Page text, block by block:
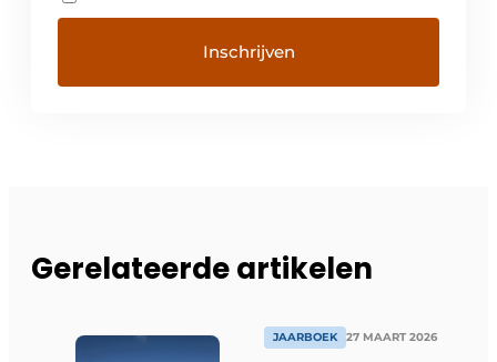
Gerelateerde artikelen
JAARBOEK 27 MAART 2026